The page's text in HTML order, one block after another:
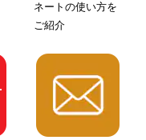
ネートの使い方を
ご紹介